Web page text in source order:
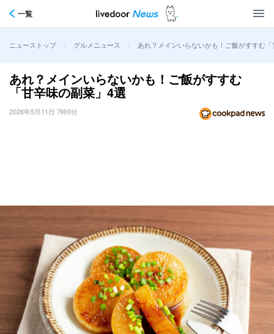
一覧
ニューストップ > グルメニュース > あれ？メインいらないかも！ご飯がすすむ
あれ？メインいらないかも！ご飯がすすむ
「甘辛味の副菜」4選
2026年5月11日 7時0分